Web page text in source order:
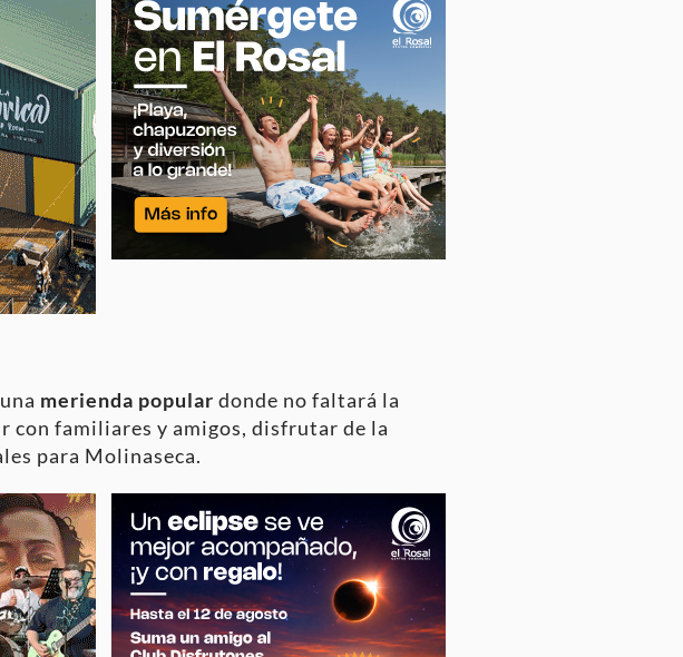
merienda popular donde no faltará la
con familiares y amigos, disfrutar de la
para Molinaseca.